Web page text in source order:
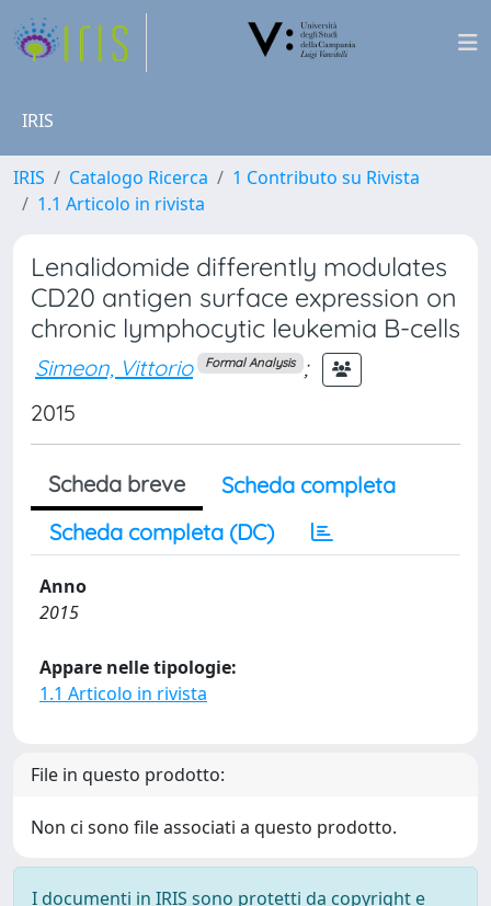
IRIS
IRIS Catalogo Ricerca
1 Contributo su Rivista
1.1 Articolo in rivista
Lenalidomide differently modulates
CD20 antigen surface expression on
chronic lymphocytic leukemia B-cells
Simeon, Vittorio Formal Analysis ;
2015
Scheda breve
Scheda completa
Scheda completa (DC)
Anno
2015
Appare nelle tipologie:
1.1 Articolo in rivista
File in questo prodotto:
Non ci sono file associati a questo prodotto.
I documenti in IRIS sono protetti da copyright e